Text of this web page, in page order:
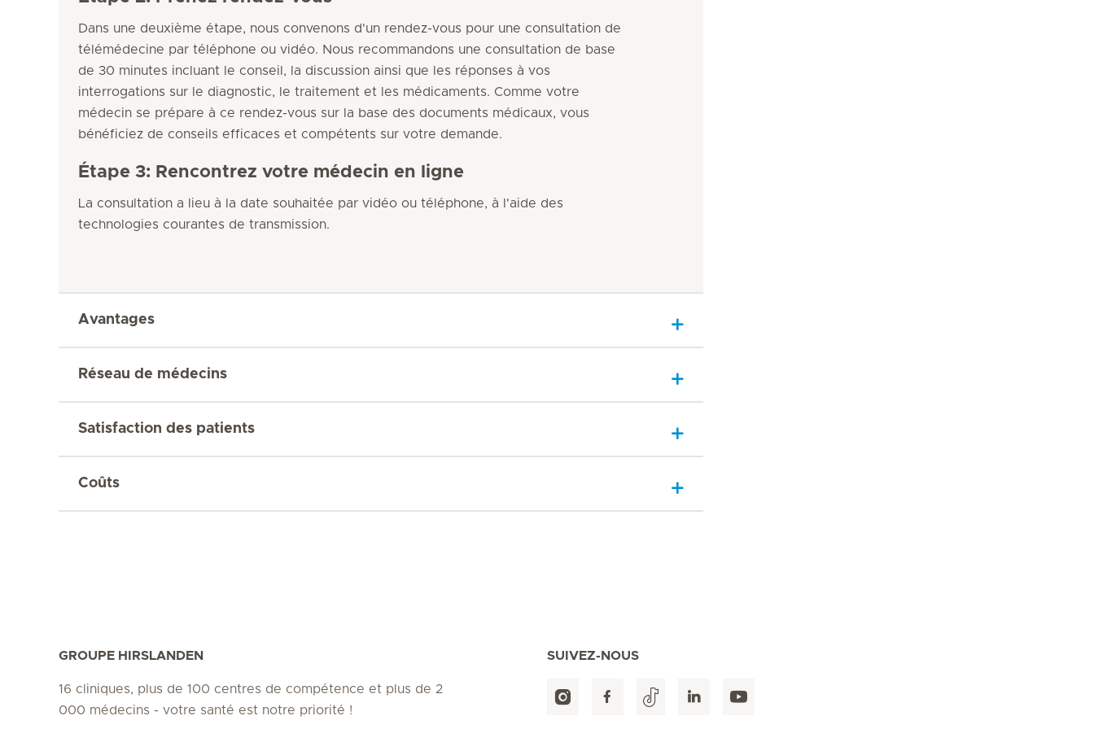
Dans une deuxième étape, nous convenons d'un rendez-vous pour une consultation de
télémédecine par téléphone ou vidéo. Nous recommandons une consultation de base
de 30 minutes incluant le conseil, la discussion ainsi que les réponses à vos
interrogations sur le diagnostic, le traitement et les médicaments. Comme votre
médecin se prépare à ce rendez-vous sur la base des documents médicaux, vous
bénéficiez de conseils efficaces et compétents sur votre demande.
Étape 3: Rencontrez votre médecin en ligne
La consultation a lieu à la date souhaitée par vidéo ou téléphone, à l'aide des
technologies courantes de transmission.
Avantages
Réseau de médecins
Satisfaction des patients
Coûts
GROUPE HIRSLANDEN
16 cliniques, plus de 100 centres de compétence et plus de 2
000 médecins - votre santé est notre priorité !
SUIVEZ-NOUS